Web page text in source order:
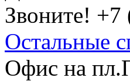
Звоните! +7
Остальные
Офис на